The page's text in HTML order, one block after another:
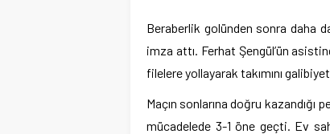
Beraberlik golünden sonra daha
imza attı. Ferhat Şengül’ün
filelere yollayarak takımını
Maçın sonlarına doğru kazandığı
mücadelede 3-1 öne geçti. Ev